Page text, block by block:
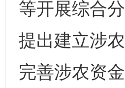
等开展综合
提出建立涉
完善涉农资